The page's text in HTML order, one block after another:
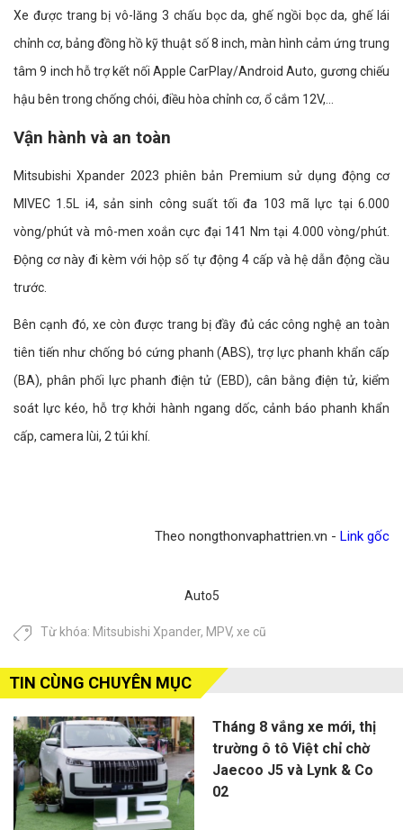
Xe được trang bị vô-lăng 3 chấu bọc da, ghế ngồi bọc da, ghế lái
chỉnh cơ, bảng đồng hồ kỹ thuật số 8 inch, màn hình cảm ứng trung
tâm 9 inch hỗ trợ kết nối Apple CarPlay/Android Auto, gương chiếu
hậu bên trong chống chói, điều hòa chỉnh cơ, ổ cắm 12V,...
Vận hành và an toàn
Mitsubishi Xpander 2023 phiên bản Premium sử dụng động cơ
MIVEC 1.5L i4, sản sinh công suất tối đa 103 mã lực tại 6.000
vòng/phút và mô-men xoắn cực đại 141 Nm tại 4.000 vòng/phút.
Động cơ này đi kèm với hộp số tự động 4 cấp và hệ dẫn động cầu
trước.
Bên cạnh đó, xe còn được trang bị đầy đủ các công nghệ an toàn
tiên tiến như chống bó cứng phanh (ABS), trợ lực phanh khẩn cấp
(BA), phân phối lực phanh điện tử (EBD), cân bằng điện tử, kiểm
soát lực kéo, hỗ trợ khởi hành ngang dốc, cảnh báo phanh khẩn
cấp, camera lùi, 2 túi khí.
Theo nongthonvaphattrien.vn - Link gốc
Auto5
Từ khóa: Mitsubishi Xpander, MPV, xe cũ
TIN CÙNG CHUYÊN MỤC
Tháng 8 vắng xe mới, thị
trường ô tô Việt chỉ chờ
Jaecoo J5 và Lynk & Co
02